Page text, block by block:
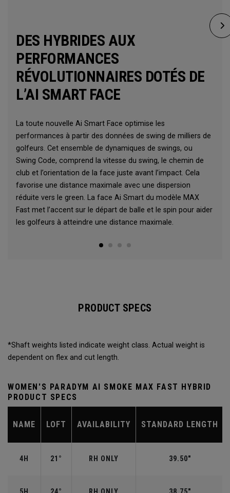
DES HYBRIDES AUX
PERFORMANCES
RÉVOLUTIONNAIRES DOTÉS DE
L’AI SMART FACE
La toute nouvelle Ai Smart Face optimise les
performances à partir des données de swing de milliers de
golfeurs. Cet ensemble de dynamiques de swings, ou
Swing Code, comprend la vitesse du swing, le chemin de
club et l’orientation de la face juste avant l’impact. Cela
favorise une distance maximale avec une dispersion
réduite vers le green. La face Ai Smart du modèle MAX
Fast met l’accent sur le départ de balle et le spin pour aider
les golfeurs à atteindre une distance maximale.
PRODUCT SPECS
*Shaft weights listed indicate weight class. Actual weight is
dependent on flex and cut length.
WOMEN'S PARADYM AI SMOKE MAX FAST HYBRID
PRODUCT SPECS
NAME LOFT AVAILABILITY STANDARD LENGTH
4H 21° RH ONLY 39.50"